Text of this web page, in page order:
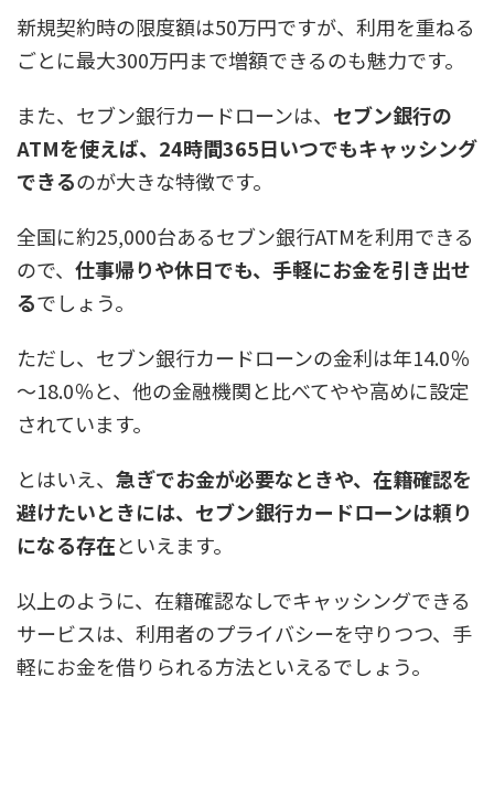
新規契約時の限度額は50万円ですが、利用を重ねる
ごとに最大300万円まで増額できるのも魅力です。
また、セブン銀行カードローンは、 セブン銀行の
ATMを使えば、24時間365日いつでもキャッシング
できるのが大きな特徴です。
全国に約25,000台あるセブン銀行ATMを利用できる
ので、 仕事帰りや休日でも、手軽にお金を引き出せ
るでしょう。
ただし、セブン銀行カードローンの金利は年14.0％
～18.0％と、他の金融機関と比べてやや高めに設定
されています。
とはいえ、 急ぎでお金が必要なときや、在籍確認を
避けたいときには、セブン銀行カードローンは頼り
になる存在といえます。
以上のように、在籍確認なしでキャッシングできる
サービスは、利用者のプライバシーを守りつつ、手
軽にお金を借りられる方法といえるでしょう。